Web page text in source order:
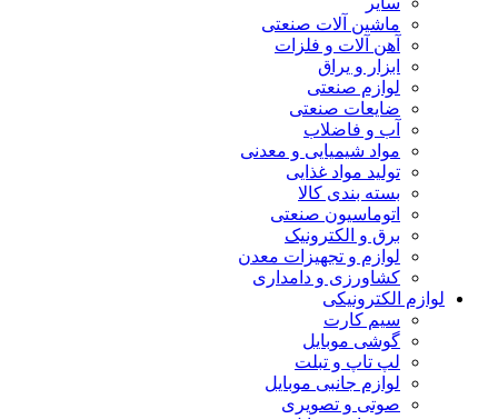
ماشین آلات صنعتی
آهن آلات و فلزات
ابزار و یراق
لوازم صنعتی
ضایعات صنعتی
آب و فاضلاب
مواد شیمیایی و معدنی
تولید مواد غذایی
بسته بندی کالا
اتوماسیون صنعتی
برق و الکترونیک
لوازم و تجهیزات معدن
کشاورزی و دامداری
لوازم الکترونیکی
سیم کارت
گوشی موبایل
لپ تاپ و تبلت
لوازم جانبی موبایل
صوتی و تصویری